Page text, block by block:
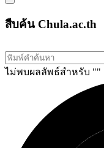
สืบค้น Chula.ac.th
ไม่พบผลลัพธ์สำหรับ ""